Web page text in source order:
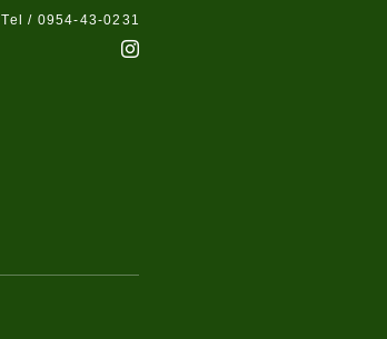
Tel / 0954-43-0231